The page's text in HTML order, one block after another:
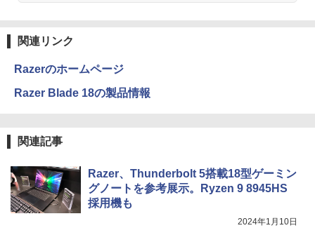
関連リンク
Razerのホームページ
Razer Blade 18の製品情報
関連記事
Razer、Thunderbolt 5搭載18型ゲーミン
グノートを参考展示。Ryzen 9 8945HS
採用機も
2024年1月10日